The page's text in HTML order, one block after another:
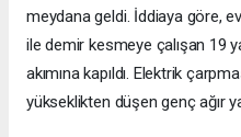
meydana geldi. İddiaya göre,
ile demir kesmeye çalışan 19
akımına kapıldı. Elektrik
yükseklikten düşen genç ağır